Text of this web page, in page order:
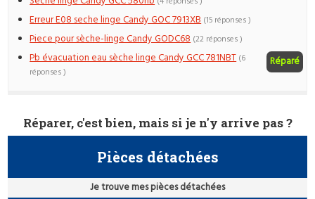
Erreur E08 seche linge Candy GOC 7913XB (15 réponses )
Piece pour sèche-linge Candy GODC68 (22 réponses )
Pb évacuation eau sèche linge Candy GCC 781NBT Réparé
(6
réponses )
Réparer, c'est bien, mais si je n'y arrive pas ?
Pièces détachées
Je trouve mes pièces détachées